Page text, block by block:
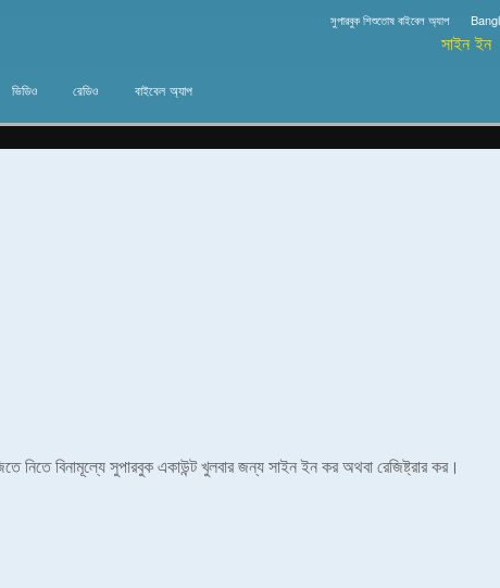
সুপারবুক শিশুতোষ বাইবেল অ্যাপ
সাইন ইন
ভিডিও রেডিও বাইবেল অ্যাপ
নিতে বিনামূল্যে সুপারবুক একাউন্ট খুলবার জন্য সাইন ইন কর অথবা রেজিষ্ট্রার কর।